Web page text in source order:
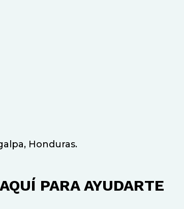
Honduras.
PARA AYUDARTE